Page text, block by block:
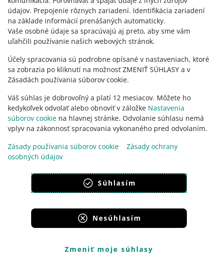
údajov. Prepojenie rôznych zariadení. Identifikácia zariadení
na základe informácií prenášaných automaticky.
Vaše osobné údaje sa spracúvajú aj preto, aby sme vám
uľahčili používanie našich webových stránok.
Účely spracovania sú podrobne opísané v nastaveniach, ktoré
sa zobrazia po kliknutí na možnosť ZMENIŤ SÚHLASY a v
Zásadách používania súborov cookie.
Váš súhlas je dobrovoľný a platí 12 mesiacov. Môžete ho
kedykoľvek odvolať alebo obnoviť v záložke Nastavenia
súborov cookie na hlavnej stránke. Odvolanie súhlasu nemá
vplyv na zákonnosť spracovania vykonaného pred odvolaním.
Zásady používania súborov cookie
Zásady ochrany
osobných údajov
Súhlasím
Nesúhlasím
Zmeniť moje súhlasy
Čo získate použitím prístupového kľúča pri
dvojfaktorovom overení
Keď sa prihlásite pomocou prístupového kľúča,
nepotrebujeme žiadne ďalšie potvrdenie
dvojfaktorového overenia
ste túto možnosť vo svojom účte povolili.
Nastavenia dvojfaktorového overenia vo vašom účte však
nezmeníme. Ak sa po zadaní prístupového kľúča budete
potvrdenie.
Ako vypnúť prihlásenie pomocou
prístupového kľúča a odstrániť prístupový
kľúč zo zariadenia
Ak chcete bezpečne vypnúť túto metódu prihlásenia,